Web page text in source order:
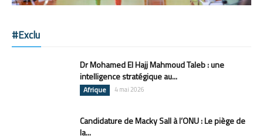
#Exclu
Dr Mohamed El Hajj Mahmoud Taleb : une
intelligence stratégique au...
Afrique 4 mai 2026
Candidature de Macky Sall à l’ONU : Le piège de
la...